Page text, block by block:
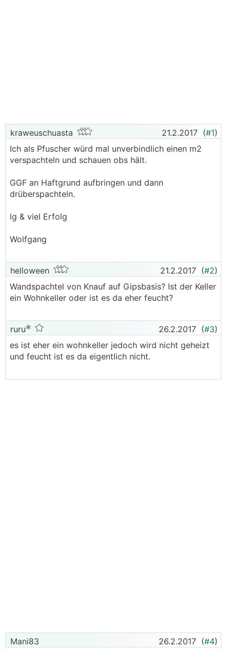
kraweuschuasta 21.2.2017 (#1)
Ich als Pfuscher würd mal unverbindlich einen m2
verspachteln und schauen obs hält.
GGF an Haftgrund aufbringen und dann
drüberspachteln.
lg & viel Erfolg
Wolfgang
helloween 21.2.2017 (#2)
Wandspachtel von Knauf auf Gipsbasis? Ist der Keller
ein Wohnkeller oder ist es da eher feucht?
ruru 26.2.2017 (#3)
es ist eher ein wohnkeller jedoch wird nicht geheizt
und feucht ist es da eigentlich nicht.
Mani83 26.2.2017 (#4)